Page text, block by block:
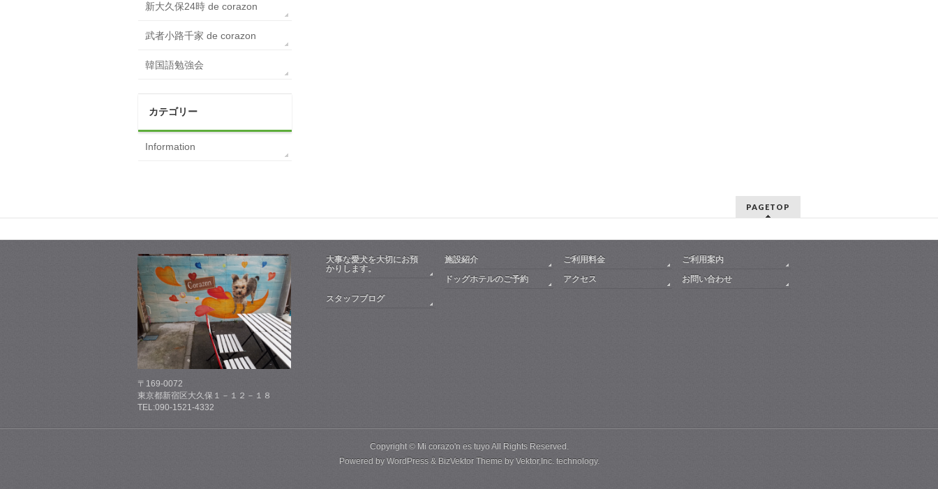
新大久保24時 de corazon
武者小路千家 de corazon
韓国語勉強会
カテゴリー
Information
PAGETOP
〒169-0072
東京都新宿区大久保１－１２－１８
TEL:090-1521-4332
大事な愛犬を大切にお預
かりします。
施設紹介 ご利用料金
ご利用案内
ドッグホテルのご予約
アクセス
お問い合わせ
スタッフブログ
Copyright © Mi corazo'n es tuyo All Rights Reserved.
Powered by WordPress& BizVektor Theme by Vektor,Inc.technology.